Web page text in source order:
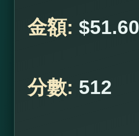
金額: $51.60
分數: 512